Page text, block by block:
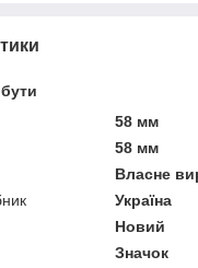
58 мм
58 мм
Власне
Україна
Новий
Значок